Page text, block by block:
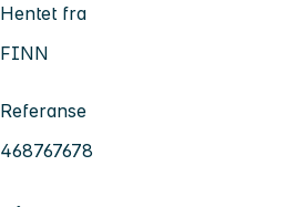
Hentet fra
FINN
Referanse
468767678